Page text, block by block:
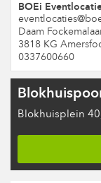
BOEi
Daam
3818 KG
0337600660
Blokhuisplein